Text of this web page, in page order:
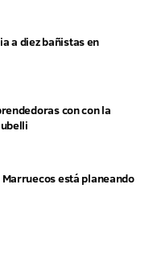
a diez bañistas en
con con la
está planeando